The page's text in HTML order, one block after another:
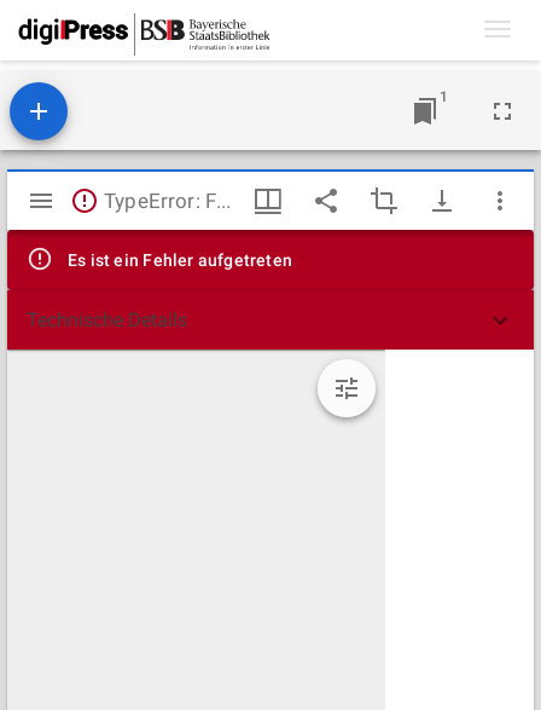
1
Mirador
Viewer
TypeError: Failed to fetch
Es ist ein Fehler aufgetreten
Technische Details